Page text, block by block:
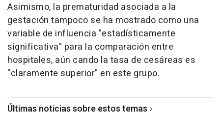
Asimismo, la prematuridad asociada a la
gestación tampoco se ha mostrado como una
variable de influencia "estadísticamente
significativa" para la comparación entre
hospitales, aún cando la tasa de cesáreas es
"claramente superior" en este grupo.
Últimas noticias sobre estos temas